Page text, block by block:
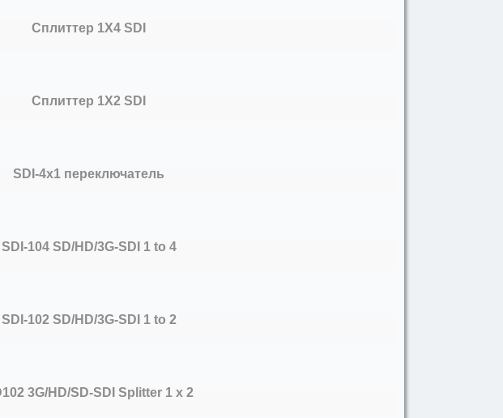
Сплиттер 1X4 SDI
Сплиттер 1X2 SDI
SDI-4х1 переключатель
SDI-104 SD/HD/3G-SDI 1 to 4
SDI-102 SD/HD/3G-SDI 1 to 2
3G/HD/SD-SDI Splitter 1 x 2